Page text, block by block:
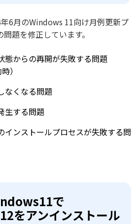
6月のWindows 11向け月例更新プ
題を修正しています。
態からの再開が失敗する問題
）
なくなる問題
生する問題
インストールプロセスが失敗する問
で
をアンインストール